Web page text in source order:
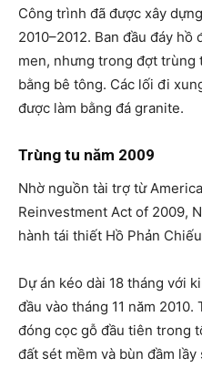
Công trình đã được xây
2010–2012. Ban đầu đáy
men, nhưng trong đợt trùng
bằng bê tông. Các lối đi
được làm bằng đá granite.
Trùng tu năm 2009
Nhờ nguồn tài trợ từ
Reinvestment Act of 2009,
hành tái thiết Hồ Phản
Dự án kéo dài 18 tháng với
đầu vào tháng 11 năm 2010.
đóng cọc gỗ đầu tiên trong
đất sét mềm và bùn đầm